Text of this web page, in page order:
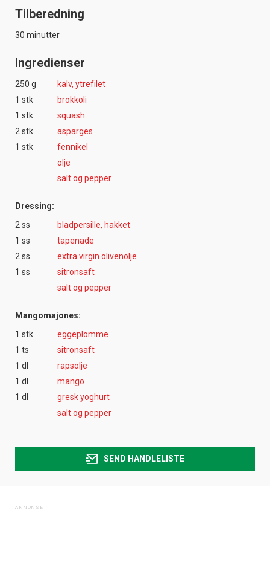
Tilberedning
30 minutter
Ingredienser
250 g
kalv, ytrefilet
1 stk
brokkoli
1 stk
squash
2 stk
asparges
1 stk
fennikel
olje
salt og pepper
Dressing:
2 ss
bladpersille, hakket
1 ss
tapenade
2 ss
extra virgin olivenolje
1 ss
sitronsaft
salt og pepper
Mangomajones:
1 stk
eggeplomme
1 ts
sitronsaft
1 dl
rapsolje
1 dl
mango
1 dl
gresk yoghurt
salt og pepper
SEND HANDLELISTE